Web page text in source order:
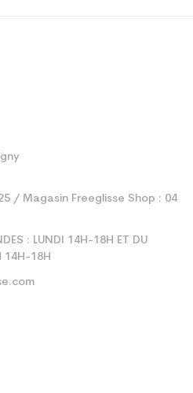
/ Magasin Freeglisse Shop : 04
: LUNDI 14H-18H ET DU
14H-18H